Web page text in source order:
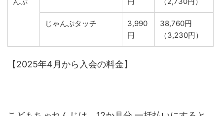
じゃんぷタッチ
3,990
円
38,760円
（3,230円）
【2025年4月から入会の料金】